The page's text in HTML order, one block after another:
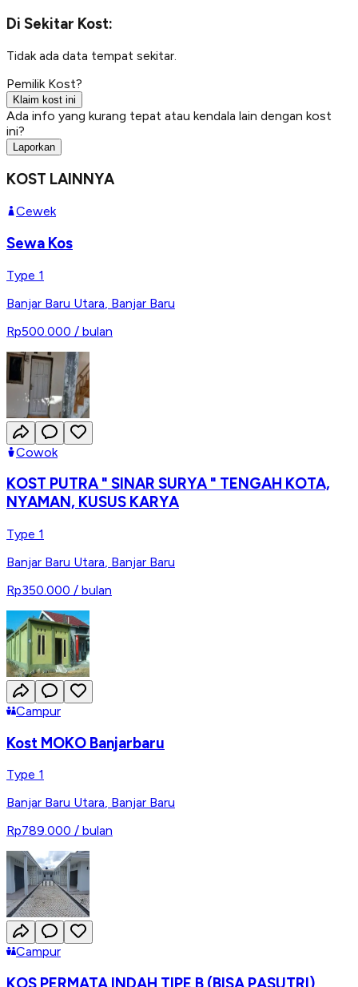
Di Sekitar Kost:
Tidak ada data tempat sekitar.
Pemilik Kost?
Klaim kost ini
Ada info yang kurang tepat atau kendala lain dengan kost
ini?
Laporkan
KOST LAINNYA
Cewek
Sewa Kos
Type 1
Banjar Baru Utara Banjar Baru
Rp500.000 / bulan
Cowok
KOST PUTRA " SINAR SURYA " TENGAH KOTA,
NYAMAN, KUSUS KARYA
Type 1
Banjar Baru Utara, Banjar Baru
Rp350.000 / bulan
Campur
Kost MOKO Banjarbaru
Type 1
Banjar Baru Utara, Banjar Baru
Rp789.000 / bulan
Campur